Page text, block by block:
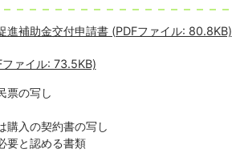
進補助金交付申請書 (PDFファイル: 80.8KB)
ファイル: 73.5KB)
票の写し
購入の契約書の写し
要と認める書類